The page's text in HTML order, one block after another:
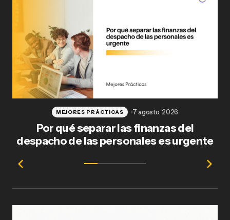
Por qué separar las finanzas del
despacho de las personales es urgente
MEJORES PRÁCTICAS 7 agosto, 2026